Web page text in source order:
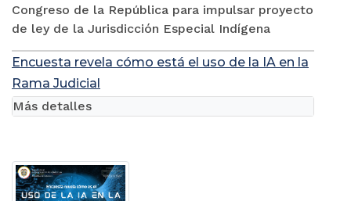
Congreso de la República para impulsar proyecto
de ley de la Jurisdicción Especial Indígena
Encuesta revela cómo está el uso de la IA en la
Rama Judicial
Más detalles